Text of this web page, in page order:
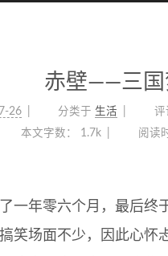
赤壁——三国
26 分类于 生活 评
本文字数：
1.7k 阅读
一年零六个月，最后
笑场面不少，因此心怀